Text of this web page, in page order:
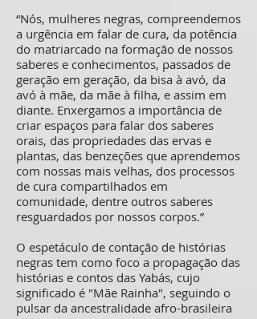
“Nós, mulheres negras, compreendemos
a urgência em falar de cura, da potência
do matriarcado na formação de nossos
saberes e conhecimentos, passados de
geração em geração, da bisa à avó, da
avó à mãe, da mãe à filha, e assim em
diante. Enxergamos a importância de
criar espaços para falar dos saberes
orais, das propriedades das ervas e
plantas, das benzeções que aprendemos
com nossas mais velhas, dos processos
de cura compartilhados em
comunidade, dentre outros saberes
resguardados por nossos corpos.”
O espetáculo de contação de histórias
negras tem como foco a propagação das
histórias e contos das Yabás, cujo
significado é "Mãe Rainha", seguindo o
pulsar da ancestralidade afro-brasileira